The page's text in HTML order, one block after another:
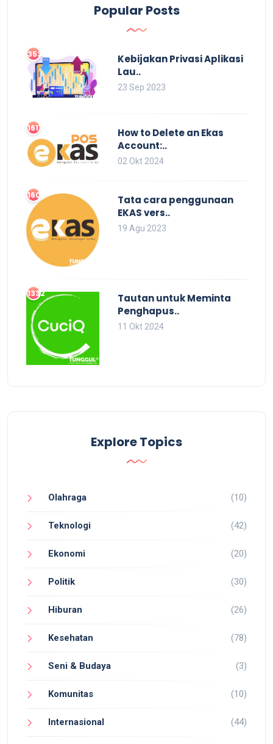
Popular Posts
3537
Kebijakan Privasi Aplikasi
Lau..
23 Sep 2023
1611
How to Delete an Ekas
Account:..
02 Okt 2024
1608
Tata cara penggunaan
EKAS vers..
19 Agu 2023
1332
Tautan untuk Meminta
Penghapus..
11 Okt 2024
Explore Topics
Olahraga (10)
Teknologi (42)
Ekonomi (20)
Politik (30)
Hiburan (26)
Kesehatan (78)
Seni & Budaya (3)
Komunitas (10)
Internasional (44)